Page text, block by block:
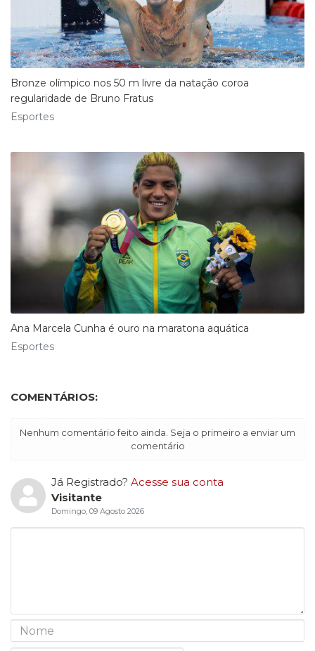
Bronze olímpico nos 50 m livre da natação coroa
regularidade de Bruno Fratus
Esportes
Ana Marcela Cunha é ouro na maratona aquática
Esportes
COMENTÁRIOS:
Nenhum comentário feito ainda. Seja o primeiro a enviar um
comentário
Já Registrado? Acesse sua conta
Visitante
Domingo, 09 Agosto 2026